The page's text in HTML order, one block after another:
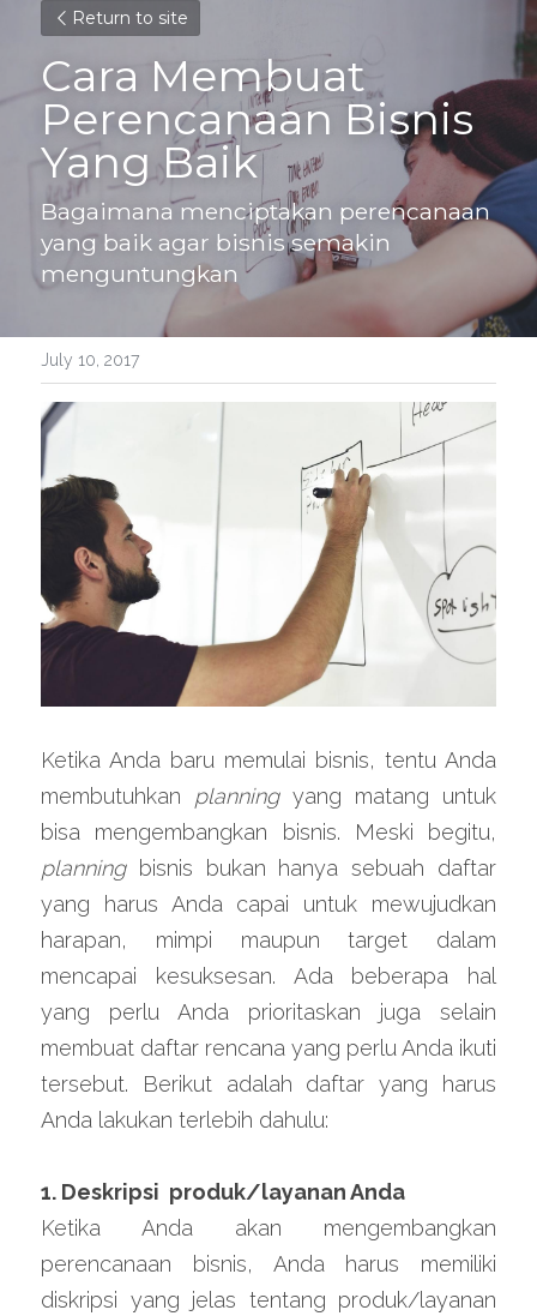
Return to site
Cara Membuat
Perencanaan Bisnis
Yang Baik
Bagaimana menciptakan perencanaan
yang baik agar bisnis semakin
menguntungkan
July 10, 2017
Ketika Anda baru memulai bisnis, tentu Anda
membutuhkan planning yang matang untuk
planning bisnis bukan hanya sebuah daftar
yang harus Anda capai untuk mewujudkan
harapan, mimpi maupun target dalam
mencapai kesuksesan. Ada beberapa hal
yang perlu Anda prioritaskan juga selain
membuat daftar rencana yang perlu Anda ikuti
tersebut. Berikut adalah daftar yang harus
Anda lakukan terlebih dahulu:
1. Deskripsi  produk/layanan Anda
Ketika Anda akan mengembangkan
perencanaan bisnis, Anda harus memiliki
diskripsi yang jelas tentang produk/layanan